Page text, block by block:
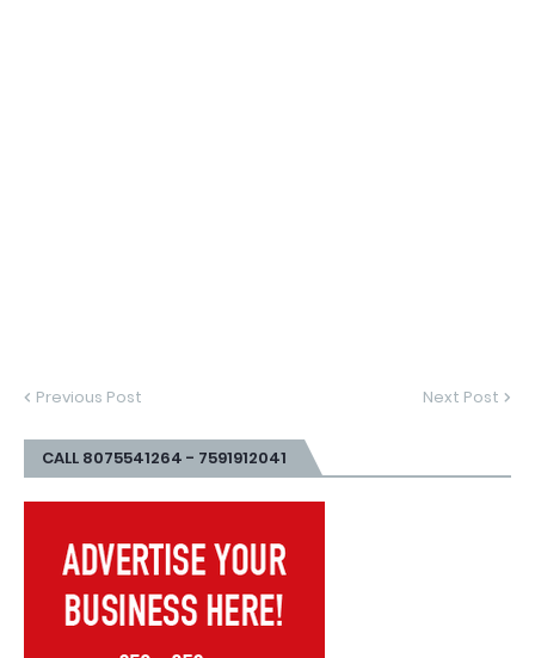
Previous Post Next Post
CALL 8075541264 - 7591912041